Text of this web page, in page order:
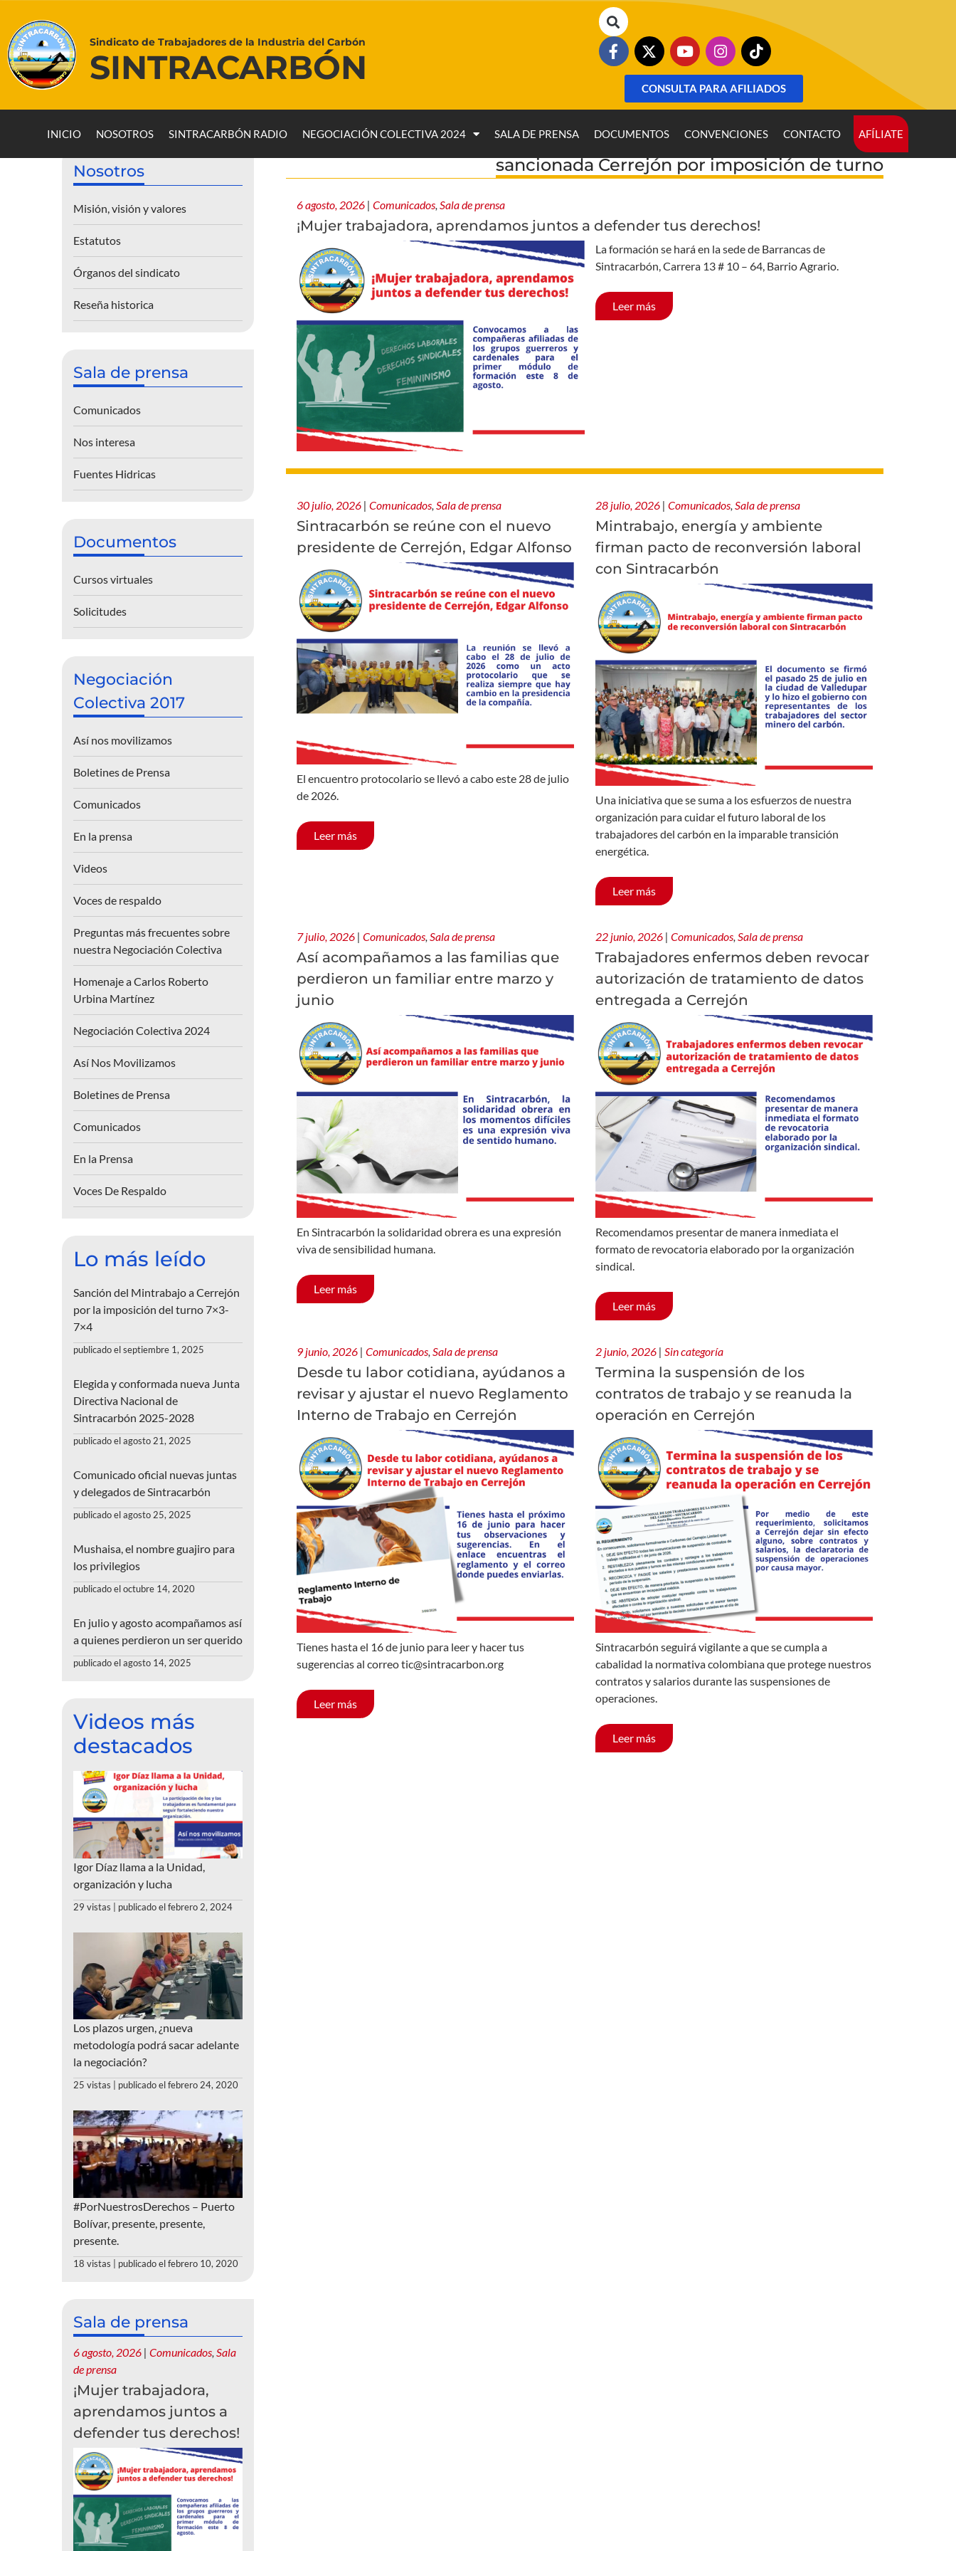
Sindicato de Trabajadores de la Industria del Carbón
SINTRACARBÓN
CONSULTA PARA AFILIADOS
INICIO NOSOTROS SINTRACARBÓN RADIO NEGOCIACIÓN COLECTIVA 2024 SALA DE PRENSA DOCUMENTOS CONVENCIONES CONTACTO AFÍLIATE
sancionada Cerrejón por imposición de turno
6 agosto, 2026 | Comunicados, Sala de prensa
¡Mujer trabajadora, aprendamos juntos a defender tus derechos!
La formación se hará en la sede de Barrancas de
Sintracarbón, Carrera 13 # 10 – 64, Barrio Agrario.
Leer más
30 julio, 2026 | Comunicados Sala de prensa
Sintracarbón se reúne con el nuevo
presidente de Cerrejón, Edgar Alfonso
El encuentro protocolario se llevó a cabo este 28 de julio
de 2026.
Leer más
28 julio, 2026 | Comunicados Sala de prensa
Mintrabajo, energía y ambiente
firman pacto de reconversión laboral
con Sintracarbón
Una iniciativa que se suma a los esfuerzos de nuestra
organización para cuidar el futuro laboral de los
trabajadores del carbón en la imparable transición
energética.
Leer más
7 julio, 2026 | Comunicados, Sala de prensa
Así acompañamos a las familias que
perdieron un familiar entre marzo y
junio
En Sintracarbón la solidaridad obrera es una expresión
viva de sensibilidad humana.
Leer más
22 junio, 2026 | Comunicados, Sala de prensa
Trabajadores enfermos deben revocar
autorización de tratamiento de datos
entregada a Cerrejón
Recomendamos presentar de manera inmediata el
formato de revocatoria elaborado por la organización
sindical.
Leer más
9 junio, 2026 | Comunicados, Sala de prensa
Desde tu labor cotidiana, ayúdanos a
revisar y ajustar el nuevo Reglamento
Interno de Trabajo en Cerrejón
Tienes hasta el 16 de junio para leer y hacer tus
sugerencias al correo tic@sintracarbon.org
Leer más
2 junio, 2026 | Sin categoría
Termina la suspensión de los
contratos de trabajo y se reanuda la
operación en Cerrejón
Sintracarbón seguirá vigilante a que se cumpla a
cabalidad la normativa colombiana que protege nuestros
contratos y salarios durante las suspensiones de
operaciones.
Leer más
Nosotros
Misión, visión y valores
Estatutos
Órganos del sindicato
Reseña historica
Sala de prensa
Comunicados
Nos interesa
Fuentes Hidricas
Documentos
Cursos virtuales
Solicitudes
Negociación
Colectiva 2017
Así nos movilizamos
Boletines de Prensa
Comunicados
En la prensa
Videos
Voces de respaldo
Preguntas más frecuentes sobre
nuestra Negociación Colectiva
Homenaje a Carlos Roberto
Urbina Martínez
Negociación Colectiva 2024
Así Nos Movilizamos
Boletines de Prensa
Comunicados
En la Prensa
Voces De Respaldo
Lo más leído
Sanción del Mintrabajo a Cerrejón
por la imposición del turno 7×3-
7×4
publicado el septiembre 1, 2025
Elegida y conformada nueva Junta
Directiva Nacional de
Sintracarbón 2025-2028
publicado el agosto 21, 2025
Comunicado oficial nuevas juntas
y delegados de Sintracarbón
publicado el agosto 25, 2025
Mushaisa, el nombre guajiro para
los privilegios
publicado el octubre 14, 2020
En julio y agosto acompañamos así
a quienes perdieron un ser querido
publicado el agosto 14, 2025
Videos más
destacados
Igor Díaz llama a la Unidad,
organización y lucha
29 vistas publicado el febrero 2, 2024
Los plazos urgen, ¿nueva
metodología podrá sacar adelante
la negociación?
25 vistas publicado el febrero 24, 2020
#PorNuestrosDerechos – Puerto
Bolívar, presente, presente,
presente.
18 vistas publicado el febrero 10, 2020
Sala de prensa
6 agosto, 2026 | Comunicados, Sala
de prensa
¡Mujer trabajadora,
aprendamos juntos a
defender tus derechos!